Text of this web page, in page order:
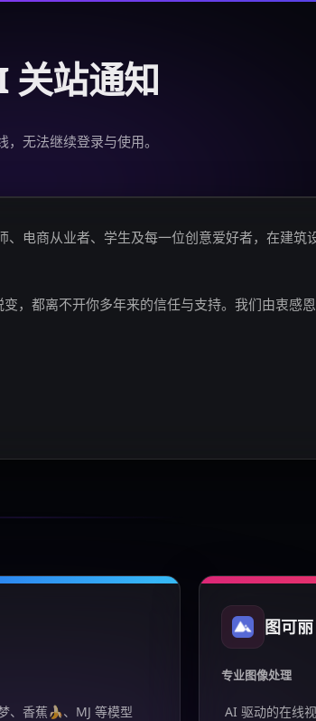
关站通知
，无法继续登录与使用。
电商从业者、学生及每一位创意爱好者，在建筑
，都离不开你多年来的信任与支持。我们由衷感恩
、香蕉🍌、MJ 等模型
图可丽
专业图像处理
AI 驱动的在线